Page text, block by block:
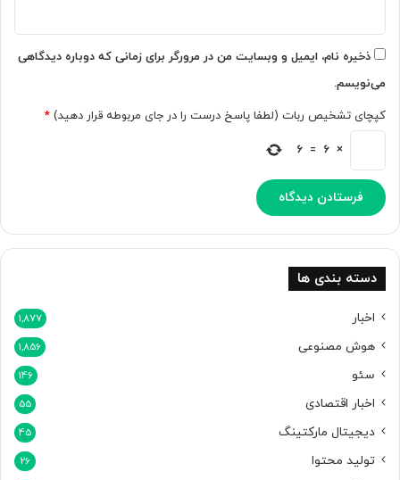
ذخیره نام، ایمیل و وبسایت من در مرورگر برای زمانی که دوباره دیدگاهی
می‌نویسم.
کپچای تشخیص ربات (لطفا پاسخ درست را در جای مربوطه قرار دهید) *
×
6
=
6
دسته بندی ها
اخبار 1,877
هوش مصنوعی 1,856
سئو 146
اخبار اقتصادی 55
دیجیتال مارکتینگ 45
تولید محتوا 26